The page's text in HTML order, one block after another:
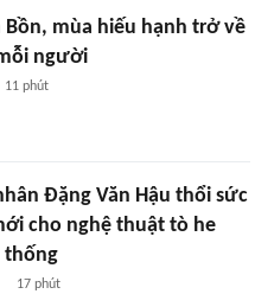
Bồn, mùa hiếu hạnh trở về
người
11 phút
Đặng Văn Hậu thổi sức
cho nghệ thuật tò he
thống
17 phút